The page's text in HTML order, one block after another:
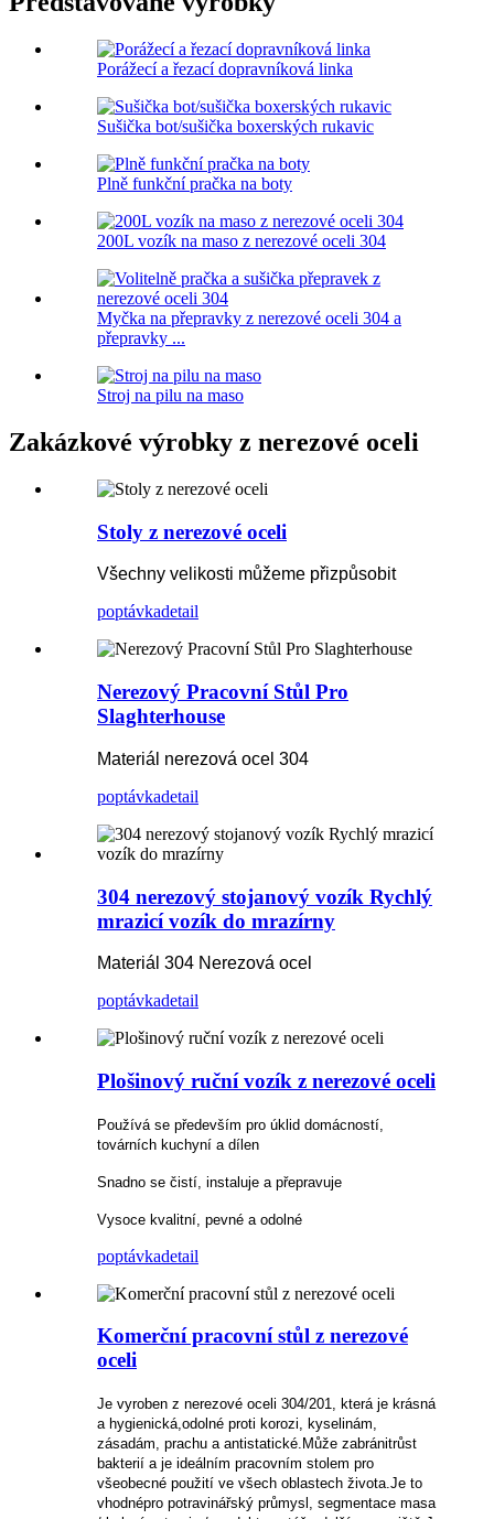
Porážecí a řezací dopravníková linka
Sušička bot/sušička boxerských rukavic
Plně funkční pračka na boty
200L vozík na maso z nerezové oceli 304
Myčka na přepravky z nerezové oceli 304 a
přepravky ...
Stroj na pilu na maso
Zakázkové výrobky z nerezové oceli
Stoly z nerezové oceli
Všechny velikosti můžeme přizpůsobit
poptávkadetail
Nerezový Pracovní Stůl Pro
Slaghterhouse
Materiál nerezová ocel 304
poptávkadetail
304 nerezový stojanový vozík Rychlý
mrazicí vozík do mrazírny
Materiál 304 Nerezová ocel
poptávkadetail
Plošinový ruční vozík z nerezové oceli
Používá se především pro úklid domácností,
továrních kuchyní a dílen
Snadno se čistí, instaluje a přepravuje
Vysoce kvalitní, pevné a odolné
poptávkadetail
Komerční pracovní stůl z nerezové
oceli
Je vyroben z nerezové oceli 304/201, která je krásná
a hygienická,odolné proti korozi, kyselinám,
zásadám, prachu a antistatické.Může zabránitrůst
bakterií a je ideálním pracovním stolem pro
všeobecné použití ve všech oblastech života.Je to
vhodnépro potravinářský průmysl, segmentace masa